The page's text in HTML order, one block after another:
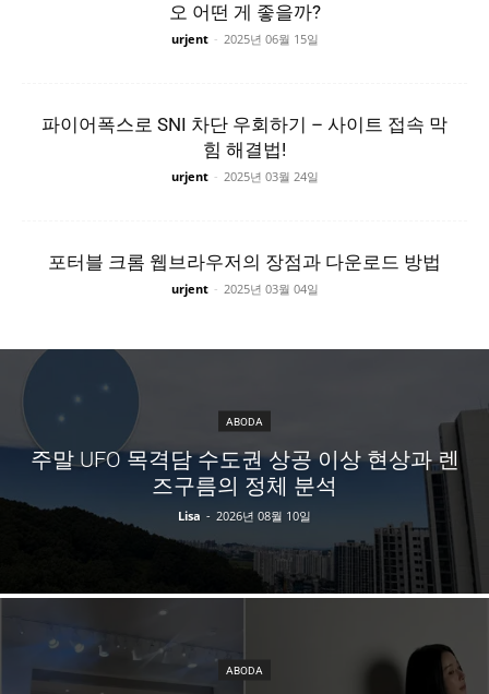
오 어떤 게 좋을까?
urjent - 2025년 06월 15일
파이어폭스로 SNI 차단 우회하기 – 사이트 접속 막
힘 해결법!
urjent - 2025년 03월 24일
포터블 크롬 웹브라우저의 장점과 다운로드 방법
urjent - 2025년 03월 04일
ABODA
주말 UFO 목격담 수도권 상공 이상 현상과 렌
즈구름의 정체 분석
Lisa - 2026년 08월 10일
ABODA